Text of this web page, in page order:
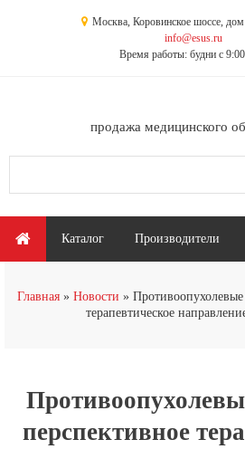
Москва, Коровинское шоссе, дом
info@esus.ru
Время работы: будни с
продажа медицинского
Главное меню
Каталог Производители
Главная Новости
терапевтическое
перспективное